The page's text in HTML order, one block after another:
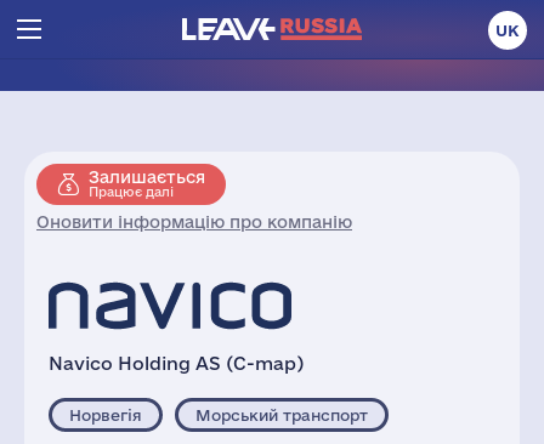
UK
Залишається
Працює далі
Оновити інформацію про компанію
Navico Holding AS (C-map)
Норвегія Морський транспорт